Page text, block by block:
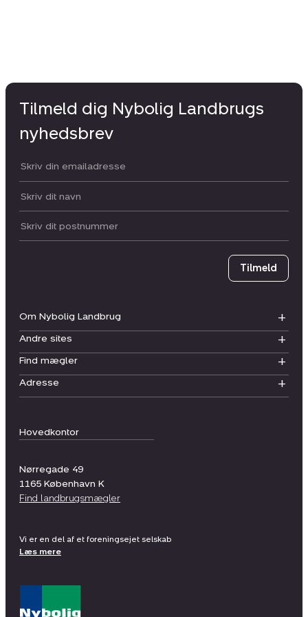
Hovedkontor
Nørregade 49
1165 København K
Find landbrugsmægler
Om Nybolig Landbrug
Andre sites
Find mægler
Adresse
Tilmeld dig Nybolig Landbrugs
nyhedsbrev
Din email:
Dit navn:
Postnummer
Tilmeld
Vi er en del af et foreningsejet selskab
Læs mere